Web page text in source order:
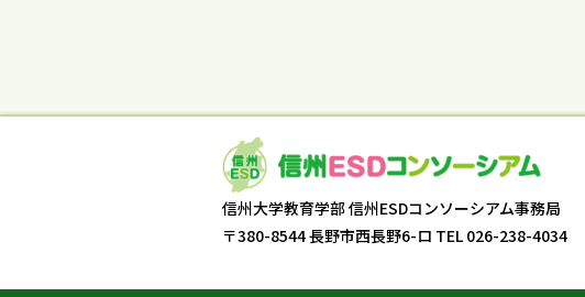
信州大学教育学部信州ESDコンソーシアム事務局
〒380-8544 長野市西長野6-ロ TEL 026-238-4034